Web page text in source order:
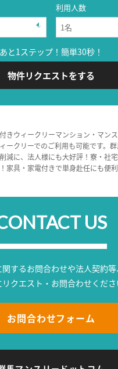
利用人数
あと1ステップ！簡単30秒！
物件リクエストをする
きウィークリーマンション・マン
ークリーでのご利用も可能です。
減に、法人様にも大好評！寮・社
家具・家電付きで単身赴任にも便利
US
するお問合わせや法人契約等、
クエスト・お問合わせくださ
お問合わせフォーム